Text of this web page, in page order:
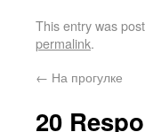
This entry was
permalink.
← На прогулке
20